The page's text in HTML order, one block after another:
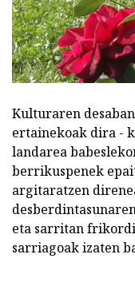
Kulturaren
ertainekoak dira -
landarea
berrikuspenek
argitaratzen
eta sarritan
sarriagoak izaten